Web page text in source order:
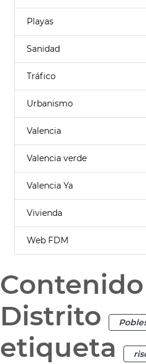
Playas
Sanidad
Tráfico
Urbanismo
Valencia
Valencia verde
Valencia Ya
Vivienda
Web FDM
Distrito
etiqueta